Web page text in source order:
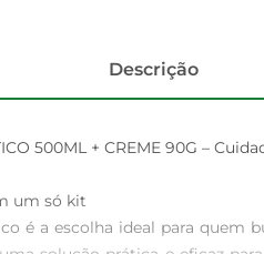
Descrição
500ML + CREME 90G –
um só kit
é a escolha ideal para quem